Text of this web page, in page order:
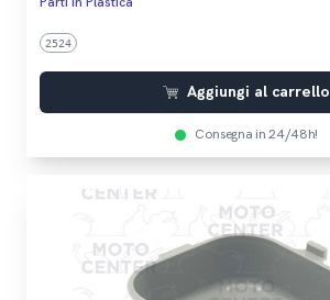
2524
Aggiungi al carrello
Consegna in 24/48h!